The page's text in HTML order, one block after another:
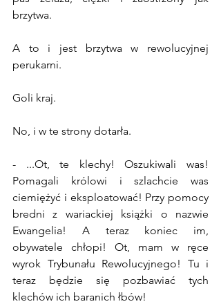
brzytwa.
A to i jest brzytwa w rewolucyjnej
perukarni.
Goli kraj.
No, i w te strony dotarła.
- ...Ot, te klechy! Oszukiwali was!
Pomagali królowi i szlachcie was
ciemiężyć i eksploatować! Przy pomocy
bredni z wariackiej książki o nazwie
Ewangelia! A teraz koniec im,
obywatele chłopi! Ot, mam w ręce
wyrok Trybunału Rewolucyjnego! Tu i
teraz będzie się pozbawiać tych
klechów ich baranich łbów!